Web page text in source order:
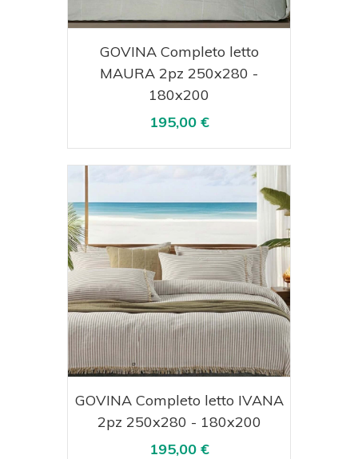
Acquista Visualizza
GOVINA Completo letto
MAURA 2pz 250x280 -
180x200
195,00 €
Acquista Visualizza
GOVINA Completo letto IVANA
2pz 250x280 - 180x200
195,00 €